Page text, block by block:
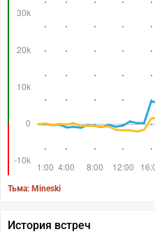
Тьма: Mineski
История встреч